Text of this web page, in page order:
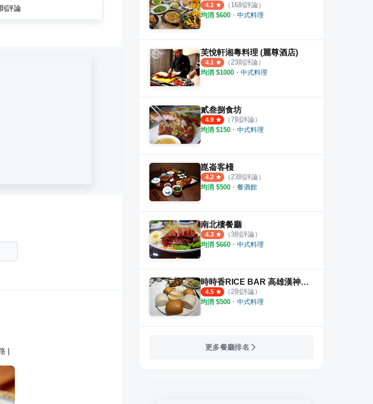
則評論 21則評論 5.0 ·
|
4.1 （ 16則評論）
均消 $600 ・ 中式料理
芙悅軒湘粵料理 (麗尊酒店)
4.1 （ 23則評論）
均消 $1000 ・ 中式料理
貳叁捌食坊
4.9 （7則評論）
均消 $150 ・ 中式料理
崑崙客棧
4.2 （ 23則評論）
均消 $500 ・ 餐酒館
南北樓餐廳
4.3 （3則評論）
均消 $660 ・ 中式料理
時時香RICE BAR 高雄漢神巨蛋
4.5 （ 2則評論）
均消 $500 ・ 中式料理
更多餐廳排名